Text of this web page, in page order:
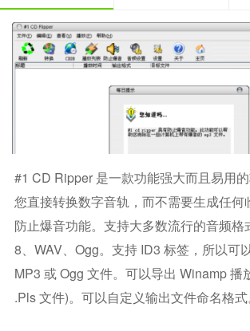
#1 CD Ripper 是一款功能强大而且易用
您直接转换数字音轨，而不需要生成任何
防止爆音功能。支持大多数流行的音频格
8、WAV、Ogg。支持 ID3 标签，所以可
MP3 或 Ogg 文件。可以导出 Winamp 播
.pls 文件)。可以自定义输出文件命名格式